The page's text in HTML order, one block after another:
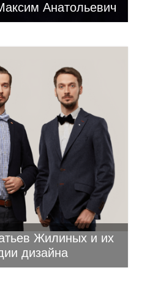
Анатольевич
Жилиных и их
дизайна